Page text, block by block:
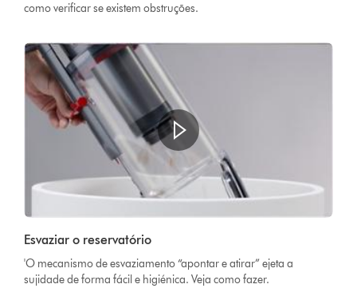
como verificar se existem obstruções.
Esvaziar o reservatório
'O mecanismo de esvaziamento “apontar e atirar” ejeta a
sujidade de forma fácil e higiénica. Veja como fazer.